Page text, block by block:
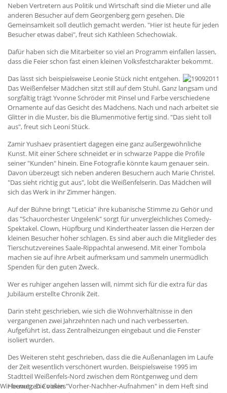
Neben Vertretern aus Politik und Wirtschaft sind die Mieter und alle
anderen Besucher auf dem Georgenberg gern gesehen. Die
Gemeinsamkeit soll deutlich gemacht werden. "Hier ist heute für jeden
Besucher etwas dabei", freut sich Kathleen Schechowiak.
Dafür haben sich die Mitarbeiter so viel an Programm einfallen lassen,
dass die Feier schon fast einen kleinen Volksfestcharakter bekommt.
Das lässt sich beispielsweise Leonie Stück nicht entgehen.
Das Weißenfelser Mädchen sitzt still auf dem Stuhl. Ganz langsam und
sorgfältig trägt Yvonne Schröder mit Pinsel und Farbe verschiedene
Ornamente auf das Gesicht des Mädchens. Nach und nach arbeitet sie
Glitter in die Muster, bis die Blumenmotive fertig sind. "Das sieht toll
aus", freut sich Leoni Stück.
Zamir Yushaev präsentiert dagegen eine ganz außergewöhnliche
Kunst. Mit einer Schere schneidet er in schwarze Pappe die Profile
seiner "Kunden" hinein. Eine Fotografie könnte kaum genauer sein.
Davon überzeugt sich neben anderen Besuchern auch Marie Christel.
"Das sieht richtig gut aus", lobt die Weißenfelserin. Das Mädchen will
sich das Werk in ihr Zimmer hängen.
Auf der Bühne bringt "Leticia" ihre kubanische Stimme zu Gehör und
das "Schauorchester Ungelenk" sorgt für unvergleichliches Comedy-
Spektakel. Clown, Hüpfburg und Kindertheater lassen die Herzen der
kleinen Besucher höher schlagen. Es sind aber auch die Mitglieder des
Tierschutzvereines Saale-Rippachtal anwesend. Mit einer Tombola
machen sie auf ihre Arbeit aufmerksam und sammeln unermüdlich
Spenden für den guten Zweck.
Wer es ruhiger angehen lassen will, nimmt sich für die extra für das
Jubiläum erstellte Chronik Zeit.
Darin steht geschrieben, wie sich die Wohnverhältnisse in den
vergangenen zwei Jahrzehnten nach und nach verbesserten.
Aufgeführt ist, dass Zentralheizungen eingebaut und die Fenster
isoliert wurden.
Des Weiteren steht geschrieben, dass die die Außenanlagen im Laufe
der Zeit wesentlich verschönert wurden. Beispielsweise 1995 im
Stadtteil Weißenfels-Nord zwischen dem Röntgenweg und dem
Heuweg. Die vielen "Vorher-Nachher-Aufnahmen" in dem Heft sind
Wir benutzen Cookies